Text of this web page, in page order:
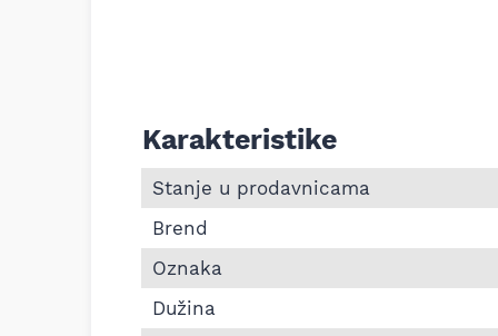
Informacije o Pk kaiš Continental 8PK1850
Karakteristike
Stanje u prodavnicama
Brend
Oznaka
Dužina